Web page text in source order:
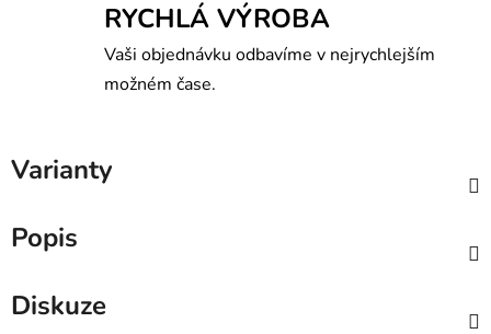
RYCHLÁ VÝROBA
Vaši objednávku odbavíme v nejrychlejším
možném čase.
Varianty
Popis
Diskuze